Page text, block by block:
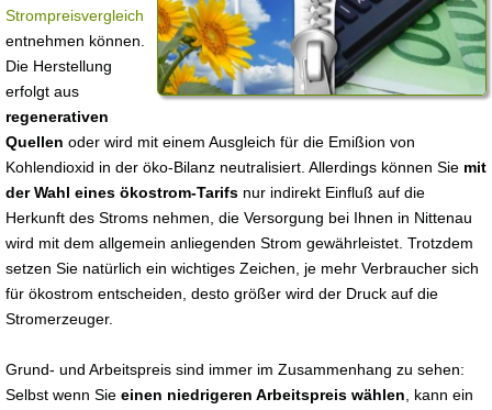
Strompreisvergleich
entnehmen können.
Die Herstellung
erfolgt aus
regenerativen
Quellen oder wird mit einem Ausgleich für die Emißion von
Kohlendioxid in der öko-Bilanz neutralisiert. Allerdings können Sie mit
der Wahl eines ökostrom-Tarifs nur indirekt Einfluß auf die
Herkunft des Stroms nehmen, die Versorgung bei Ihnen in Nittenau
wird mit dem allgemein anliegenden Strom gewährleistet. Trotzdem
setzen Sie natürlich ein wichtiges Zeichen, je mehr Verbraucher sich
für ökostrom entscheiden, desto größer wird der Druck auf die
Stromerzeuger.
Grund- und Arbeitspreis sind immer im Zusammenhang zu sehen:
Selbst wenn Sie einen niedrigeren Arbeitspreis wählen , kann ein